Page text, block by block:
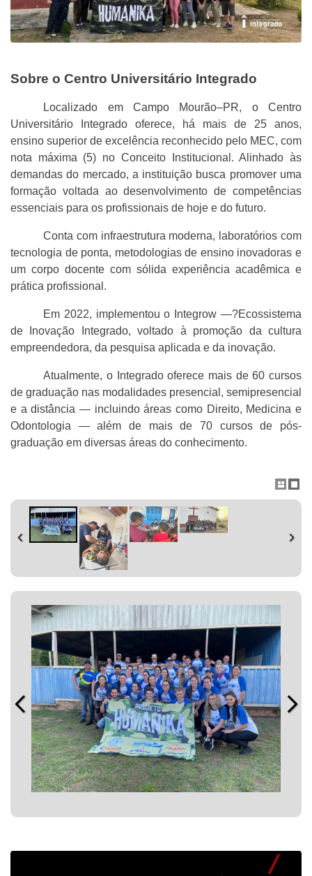
Sobre o Centro Universitário Integrado
Localizado em Campo Mourão–PR, o Centro
Universitário Integrado oferece, há mais de 25 anos,
ensino superior de excelência reconhecido pelo MEC, com
nota máxima (5) no Conceito Institucional. Alinhado às
demandas do mercado, a instituição busca promover uma
formação voltada ao desenvolvimento de competências
essenciais para os profissionais de hoje e do futuro.
Conta com infraestrutura moderna, laboratórios com
tecnologia de ponta, metodologias de ensino inovadoras e
um corpo docente com sólida experiência acadêmica e
prática profissional.
Em 2022, implementou o Integrow —?Ecossistema
de Inovação Integrado, voltado à promoção da cultura
empreendedora, da pesquisa aplicada e da inovação.
Atualmente, o Integrado oferece mais de 60 cursos
de graduação nas modalidades presencial, semipresencial
e a distância — incluindo áreas como Direito, Medicina e
Odontologia — além de mais de 70 cursos de pós-
graduação em diversas áreas do conhecimento.